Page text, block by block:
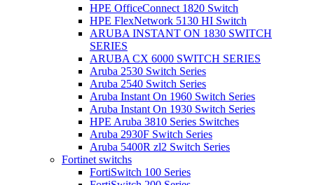
HPE OfficeConnect 1820 Switch
HPE FlexNetwork 5130 HI Switch
ARUBA INSTANT ON 1830 SWITCH
SERIES
ARUBA CX 6000 SWITCH SERIES
Aruba 2530 Switch Series
Aruba 2540 Switch Series
Aruba Instant On 1960 Switch Series
Aruba Instant On 1930 Switch Series
HPE Aruba 3810 Series Switches
Aruba 2930F Switch Series
Aruba 5400R zl2 Switch Series
Fortinet switchs
FortiSwitch 100 Series